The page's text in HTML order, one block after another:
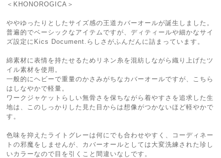
＜KHONOROGICA＞
ややゆったりとしたサイズ感の王道カバーオールが誕生しました。
普遍的でベーシックなアイテムですが、ディティールや細かなサイ
ズ設定にKics Document.らしさがふんだんに詰まっています。
綿素材に表情を持たせるためリネン糸を混紡しながら織り上げたツ
イル素材を使用。
一般的にヘビーで重量のかさみがちなカバーオールですが、こちら
はしなやかで軽量。
ワークジャケットらしい無骨さを保ちながら着やすさを追求した生
地は、このしっかりした見た目からは想像がつかないほど軽やかで
す。
色味を抑えたライトグレーは何にでも合わせやすく、コーディネー
トの邪魔をしませんが、カバーオールとしては大変洗練された珍し
いカラーなので目を引くこと間違いなしです。